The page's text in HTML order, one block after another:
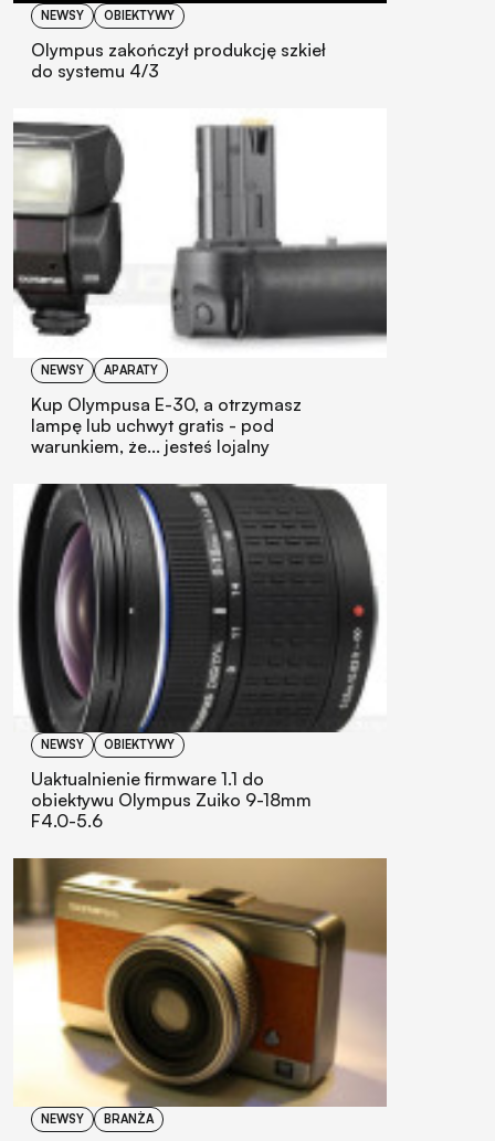
NEWSY OBIEKTYWY
Olympus zakończył produkcję szkieł
do systemu 4/3
NEWSY APARATY
Kup Olympusa E-30, a otrzymasz
lampę lub uchwyt gratis - pod
warunkiem, że... jesteś lojalny
NEWSY OBIEKTYWY
Uaktualnienie firmware 1.1 do
obiektywu Olympus Zuiko 9-18mm
F4.0-5.6
NEWSY BRANŻA